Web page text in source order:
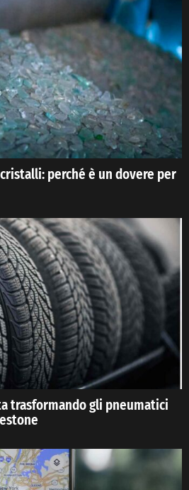
perché è un dovere per
trasformando gli pneumatici